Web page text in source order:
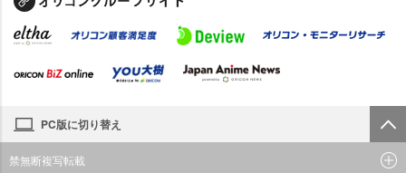
PC版に切り替え
禁無断複写転載